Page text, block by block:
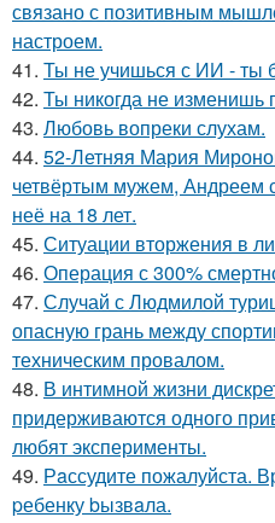
связано с позитивным
настроем.
41. Ты не учишься с ИИ - ты
42. Ты никогда не изменишь
43. Любовь вопреки слухам.
44. 52-Летняя Мария
четвёртым мужем, Андреем
неё на 18 лет.
45. Ситуации вторжения в
46. Операция с 300%
47. Случай с Людмилой
опасную грань между
техническим провалом.
48. В интимной жизни
придерживаются одного
любят эксперименты.
49. Рaссудите пожалуйста.
pебенку bызвaла.